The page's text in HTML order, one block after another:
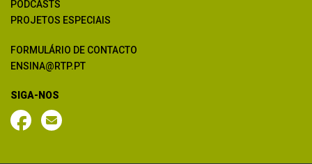
PODCASTS
PROJETOS ESPECIAIS
FORMULÁRIO DE CONTACTO
ENSINA@RTP.PT
SIGA-NOS